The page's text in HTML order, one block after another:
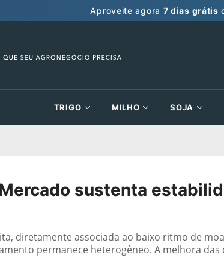
Aproveite agora 7 dias grátis
TRIGO MILHO SOJA
sustenta
diretamente associada ao baixo ritmo de
permanece heterogêneo. A melhora das